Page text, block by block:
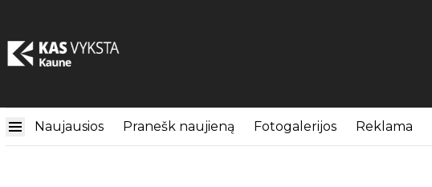
Naujausios Pranešk naujieną Fotogalerijos Reklama